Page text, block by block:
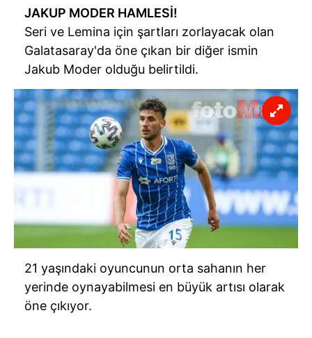
JAKUP MODER HAMLESİ!
Seri ve Lemina için şartları zorlayacak olan
Galatasaray'da öne çıkan bir diğer ismin
Jakub Moder olduğu belirtildi.
21 yaşındaki oyuncunun orta sahanın her
yerinde oynayabilmesi en büyük artısı olarak
öne çıkıyor.